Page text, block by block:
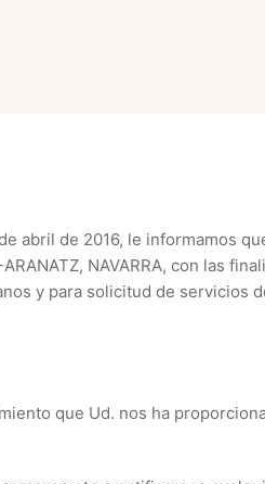
abril de 2016, le informamos
NAVARRA, con las
y para solicitud de servicios
que Ud. nos ha